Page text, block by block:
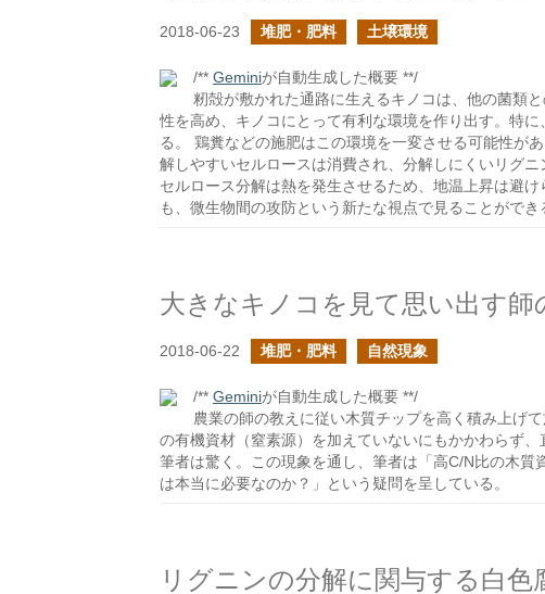
2018-06-23 堆肥・肥料 土壌環境
/** Geminiが自動生成した概要 **/
籾殻が敷かれた通路に生えるキノコは、他の菌類
性を高め、キノコにとって有利な環境を作り出す。特
る。 鶏糞などの施肥はこの環境を一変させる可能性が
解しやすいセルロースは消費され、分解しにくいリグ
セルロース分解は熱を発生させるため、地温上昇は避
も、微生物間の攻防という新たな視点で見ることができ
大きなキノコを見て思い出す師
2018-06-22 堆肥・肥料 自然現象
/** Geminiが自動生成した概要 **/
農業の師の教えに従い木質チップを高く積み上げ
の有機資材（窒素源）を加えていないにもかかわらず
筆者は驚く。この現象を通し、筆者は「高C/N比の木
は本当に必要なのか？」という疑問を呈している。
リグニンの分解に関与する白色